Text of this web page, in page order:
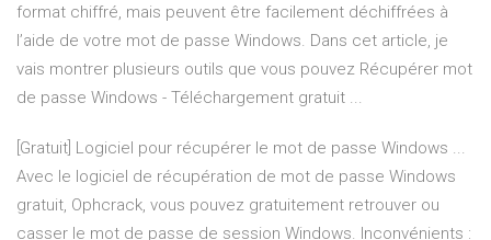
format chiffré, mais peuvent être facilement déchiffrées à
l’aide de votre mot de passe Windows. Dans cet article, je
vais montrer plusieurs outils que vous pouvez Récupérer mot
de passe Windows - Téléchargement gratuit ...
[Gratuit] Logiciel pour récupérer le mot de passe Windows ...
Avec le logiciel de récupération de mot de passe Windows
gratuit, Ophcrack, vous pouvez gratuitement retrouver ou
casser le mot de passe de session Windows. Inconvénients :